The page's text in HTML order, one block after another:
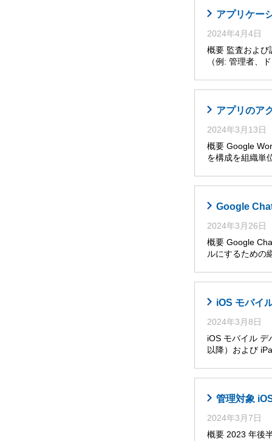
アプリケー
2024年4月4日
概要 監査および
（例: 管理者、
アプリのア
2024年3月13日
概要 Google
を構成を組織単
Google
2024年3月26日
概要 Google
ルにするための
iOS モバイ
2024年3月8日
iOS モバイル デ
以降）および
管理対象
2024年3月7日
概要 2023 年後